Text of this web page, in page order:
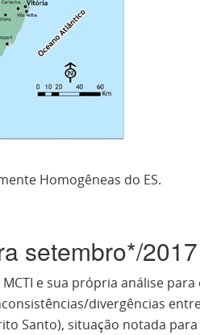
Homogêneas do ES.
setembro*/2017
e sua própria análise
divergências
Santo), situação notada